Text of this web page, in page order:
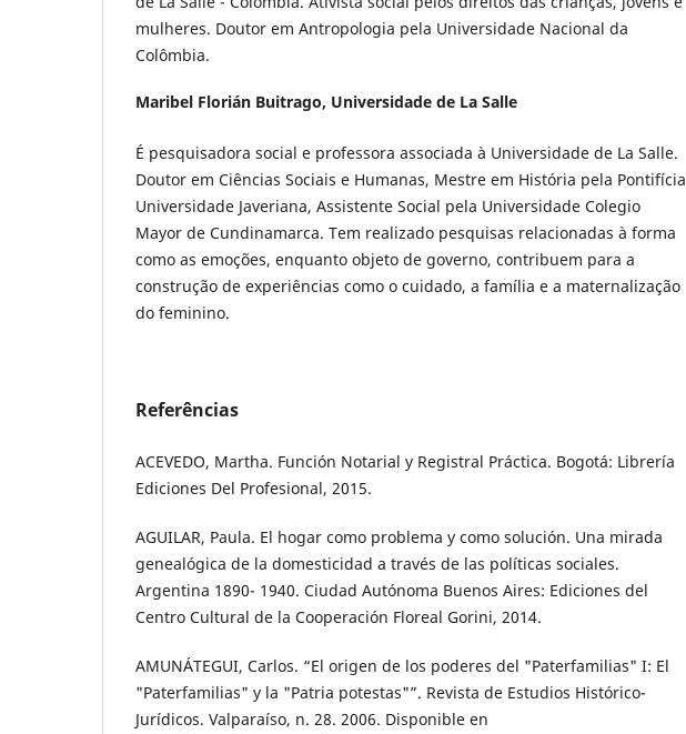
mulheres. Doutor em Antropologia pela Universidade Nacional da
Colômbia.
Maribel Florián Buitrago, Universidade de La Salle
É pesquisadora social e professora associada à Universidade de La Salle.
Doutor em Ciências Sociais e Humanas, Mestre em História pela Pontifícia
Universidade Javeriana, Assistente Social pela Universidade Colegio
Mayor de Cundinamarca. Tem realizado pesquisas relacionadas à forma
como as emoções, enquanto objeto de governo, contribuem para a
construção de experiências como o cuidado, a família e a maternalização
do feminino.
Referências
ACEVEDO, Martha. Función Notarial y Registral Práctica. Bogotá: Librería
Ediciones Del Profesional, 2015.
AGUILAR, Paula. El hogar como problema y como solución. Una mirada
genealógica de la domesticidad a través de las políticas sociales.
Argentina 1890- 1940. Ciudad Autónoma Buenos Aires: Ediciones del
Centro Cultural de la Cooperación Floreal Gorini, 2014.
AMUNÁTEGUI, Carlos. “El origen de los poderes del "Paterfamilias" I: El
"Paterfamilias" y la "Patria potestas"”. Revista de Estudios Histórico-
Jurídicos. Valparaíso, n. 28. 2006. Disponible en